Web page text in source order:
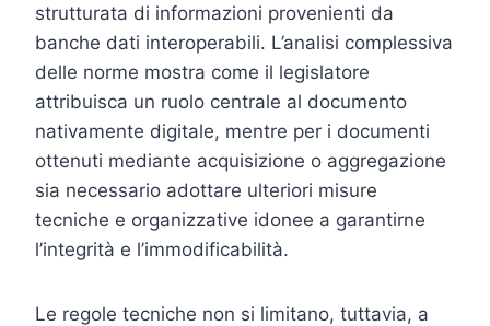
strutturata di informazioni provenienti da
banche dati interoperabili. L’analisi complessiva
delle norme mostra come il legislatore
attribuisca un ruolo centrale al documento
nativamente digitale, mentre per i documenti
ottenuti mediante acquisizione o aggregazione
sia necessario adottare ulteriori misure
tecniche e organizzative idonee a garantirne
l’integrità e l’immodificabilità.
Le regole tecniche non si limitano, tuttavia, a